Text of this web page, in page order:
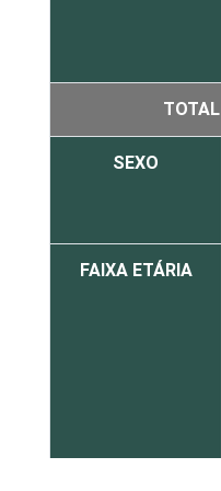
TOTAL
SEXO
FAIXA ETÁRIA